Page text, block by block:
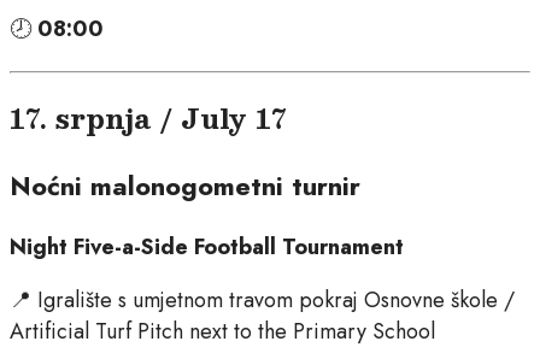
🕗08:00
17. srpnja / July 17
Noćni malonogometni turnir
Night Five-a-Side Football Tournament
📍 Igralište s umjetnom travom pokraj Osnovne škole /
Artificial Turf Pitch next to the Primary School